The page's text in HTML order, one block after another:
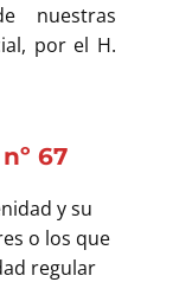
nuestras
por el H.
67
y su
o los que
regular